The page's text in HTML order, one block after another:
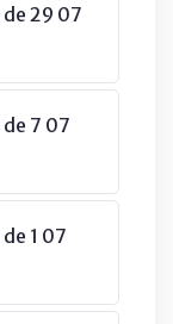
29 07
7 07
1 07